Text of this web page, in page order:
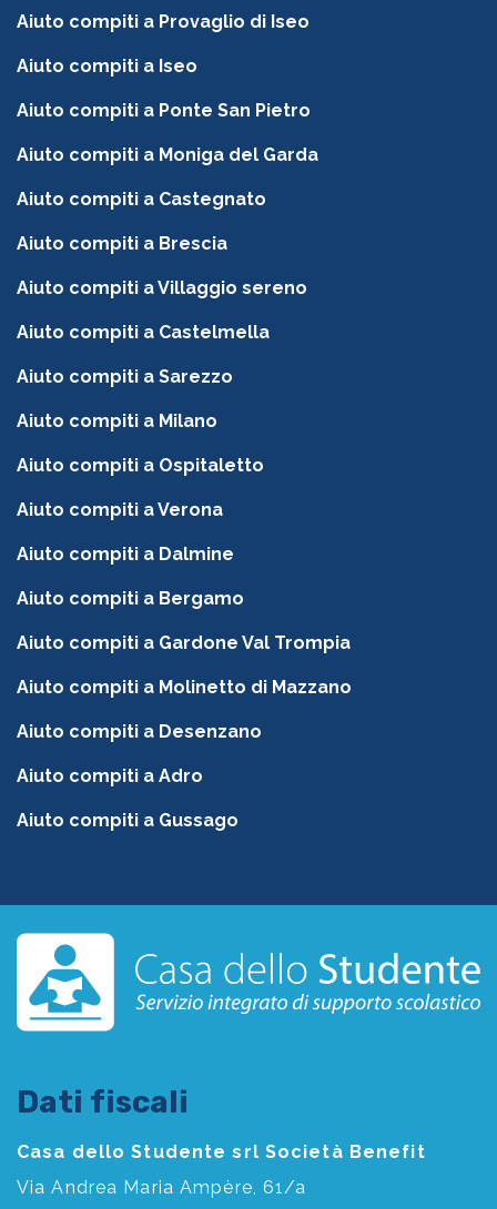
Aiuto compiti a Provaglio di Iseo
Aiuto compiti a Iseo
Aiuto compiti a Ponte San Pietro
Aiuto compiti a Moniga del Garda
Aiuto compiti a Castegnato
Aiuto compiti a Brescia
Aiuto compiti a Villaggio sereno
Aiuto compiti a Castelmella
Aiuto compiti a Sarezzo
Aiuto compiti a Milano
Aiuto compiti a Ospitaletto
Aiuto compiti a Verona
Aiuto compiti a Dalmine
Aiuto compiti a Bergamo
Aiuto compiti a Gardone Val Trompia
Aiuto compiti a Molinetto di Mazzano
Aiuto compiti a Desenzano
Aiuto compiti a Adro
Aiuto compiti a Gussago
Dati fiscali
Casa dello Studente srl Società Benefit
Via Andrea Maria Ampère, 61/a